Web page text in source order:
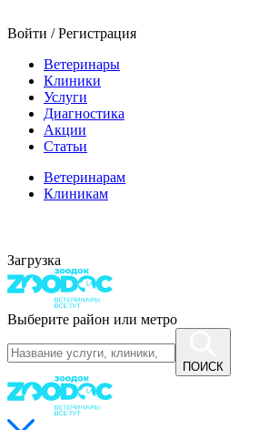
Войти / Регистрация
Ветеринары
Клиники
Услуги
Диагностика
Акции
Статьи
Ветеринарам
Клиникам
Загрузка
Выберите район или метро
ПОИСК